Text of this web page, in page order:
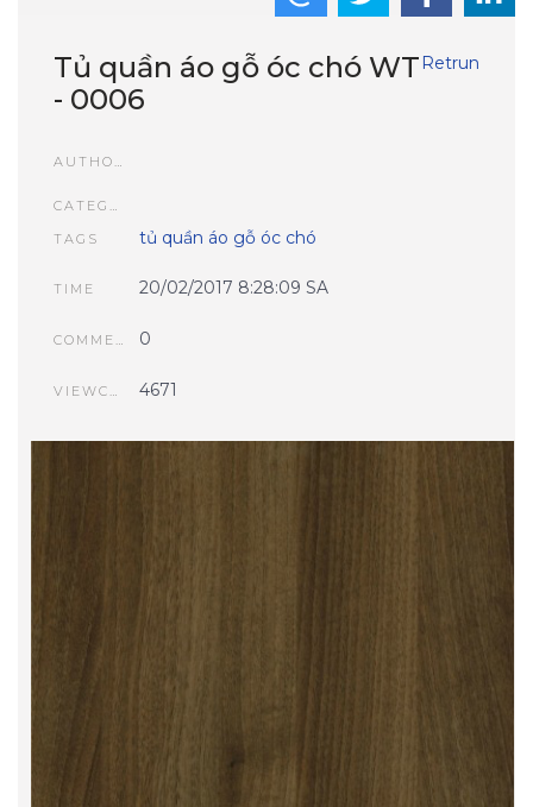
Retrun
Tủ quần áo gỗ óc chó WT
- 0006
AUTHOR
CATEGORIES
TAGS
tủ quần áo gỗ óc chó
TIME 20/02/2017 8:28:09 SA
COMMENTS 0
4671